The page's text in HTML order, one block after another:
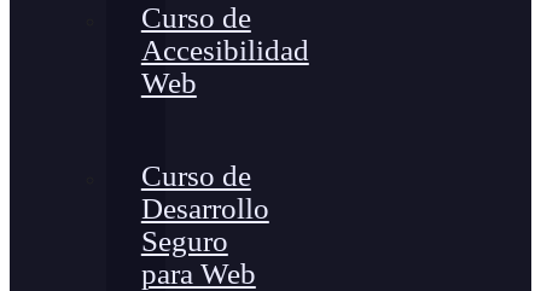
Curso de
Accesibilidad
Web
Curso de
Desarrollo
Seguro
para Web